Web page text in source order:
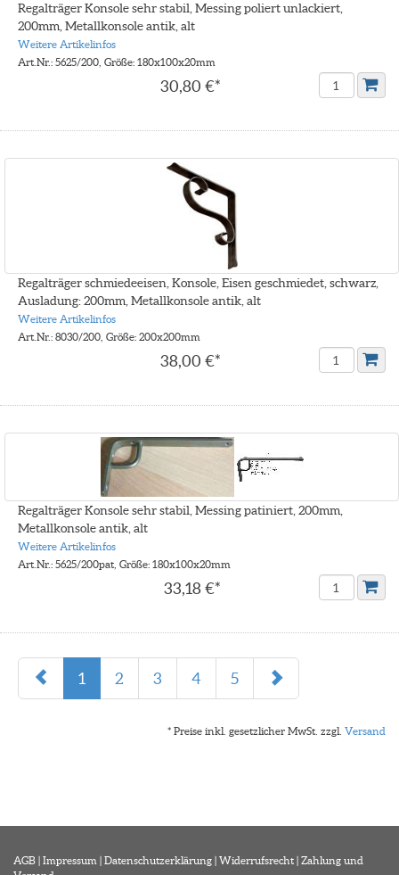
Regalträger Konsole sehr stabil, Messing poliert unlackiert,
200mm, Metallkonsole antik, alt
Weitere Artikelinfos
Art.Nr.: 5625/200, Größe: 180x100x20mm
30,80 €*
Regalträger schmiedeeisen, Konsole, Eisen geschmiedet, schwarz,
Ausladung: 200mm, Metallkonsole antik, alt
Weitere Artikelinfos
Art.Nr.: 8030/200, Größe: 200x200mm
38,00 €*
Regalträger Konsole sehr stabil, Messing patiniert, 200mm,
Metallkonsole antik, alt
Weitere Artikelinfos
Art.Nr.: 5625/200pat, Größe: 180x100x20mm
33,18 €*
1 2 3 4 5
* Preise inkl. gesetzlicher MwSt. zzgl. Versand
AGB | Impressum | Datenschutzerklärung | Widerrufsrecht | Zahlung und